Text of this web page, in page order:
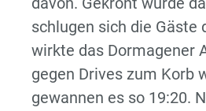
schlugen sich die Gäste
wirkte das Dormagener
gegen Drives zum Korb
gewannen es so 19:20.